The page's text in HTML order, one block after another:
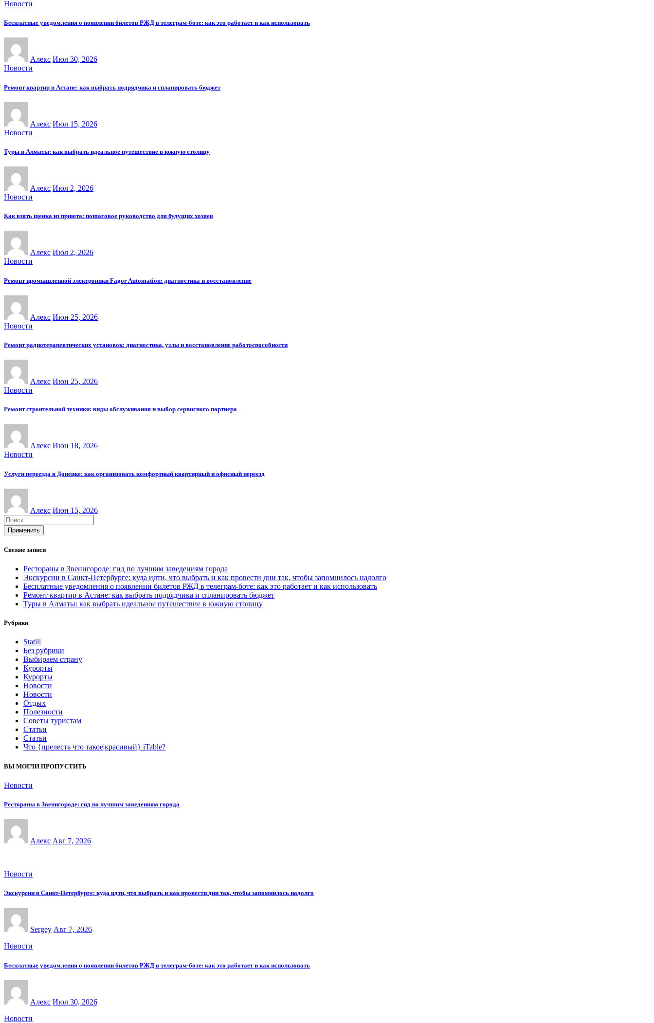
Новости
Бесплатные уведомления о появлении билетов РЖД в телеграм-боте: как это работает и как использовать
Алекс Июл 30, 2026
Новости
Ремонт квартир в Астане: как выбрать подрядчика и спланировать бюджет
Алекс Июл 15, 2026
Новости
Туры в Алматы: как выбрать идеальное путешествие в южную столицу
Алекс Июл 2, 2026
Новости
Как взять щенка из приюта: пошаговое руководство для будущих хозяев
Алекс Июл 2, 2026
Новости
Ремонт промышленной электроники Fagor Automation: диагностика и восстановление
Алекс Июн 25, 2026
Новости
Ремонт радиотерапевтических установок: диагностика, узлы и восстановление работоспособности
Алекс Июн 25, 2026
Новости
Ремонт строительной техники: виды обслуживания и выбор сервисного партнера
Алекс Июн 18, 2026
Новости
Услуги переезда в Донецке: как организовать комфортный квартирный и офисный переезд
Алекс Июн 15, 2026
Применить
Свежие записи
Рестораны в Звенигороде: гид по лучшим заведениям города
Экскурсии в Санкт-Петербурге: куда идти, что выбрать и как провести дни так, чтобы запомнилось надолго
Бесплатные уведомления о появлении билетов РЖД в телеграм-боте: как это работает и как использовать
Ремонт квартир в Астане: как выбрать подрядчика и спланировать бюджет
Туры в Алматы: как выбрать идеальное путешествие в южную столицу
Рубрики
Statiii
Без рубрики
Выбираем страну
Курорты
Курорты
Новости
Новости
Отдых
Полезности
Советы туристам
Статьи
Статьи
Что {прелесть что такое|красивый} iTable?
ВЫ МОГЛИ ПРОПУСТИТЬ
Новости
Рестораны в Звенигороде: гид по лучшим заведениям города
Алекс Авг 7, 2026
Новости
Экскурсии в Санкт-Петербурге: куда идти, что выбрать и как провести дни так, чтобы запомнилось надолго
Sergey Авг 7, 2026
Новости
Бесплатные уведомления о появлении билетов РЖД в телеграм-боте: как это работает и как использовать
Алекс Июл 30, 2026
Новости